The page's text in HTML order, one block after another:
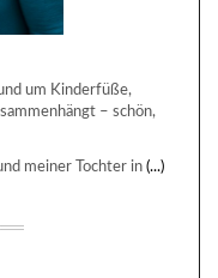
um Kinderfüße,
– schön,
meiner Tochter in (...)